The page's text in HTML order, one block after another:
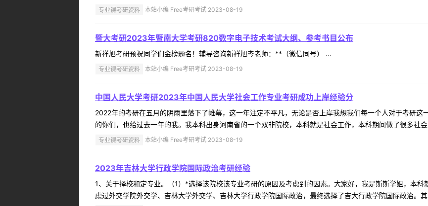
专业课考研资料 本站小编 Free考研考试 2023-08-19
暨大考研2023年暨南大学考研820数字电子技术考试大纲、参考书目公布
新祥旭考研预祝同学们金榜题名！辅导咨询新祥旭岑老师：**（微信同号） ...
专业课考研资料 本站小编 Free考研考试 2023-08-19
中国人民大学考研2023年中国人民大学社会工作专业考研成功上岸经验分
2022年的考研在五月的阴雨里落下了帷幕，这一年注定不平凡，无论是否上岸我想我们每一个人对于考研
的你们，也给过去一年的我。我本科出身河南省的一个双非院校，本科就是社会工作，本科期间做了很多社
专业课考研资料 本站小编 Free考研考试 2023-08-19
2023年吉林大学行政学院国际政治考研经验
1、关于择校和定专业。（1）*选择该院校该专业考研的原因及考虑到的因素。大家好，我是斯斯学姐，本
虑过外交学院外交学、吉林大学外交学、吉林大学行政学院国际政治，最终选择了吉大行政学院国际政治。